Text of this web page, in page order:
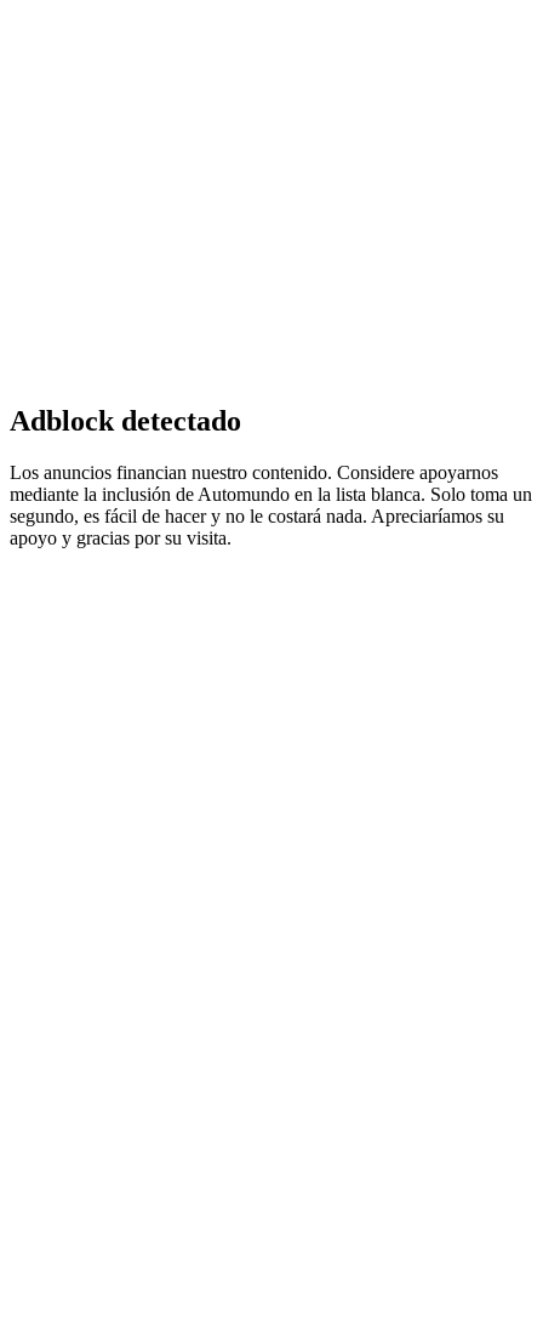
Adblock detectado
Los anuncios financian nuestro contenido. Considere apoyarnos
mediante la inclusión de Automundo en la lista blanca. Solo toma un
segundo, es fácil de hacer y no le costará nada. Apreciaríamos su
apoyo y gracias por su visita.